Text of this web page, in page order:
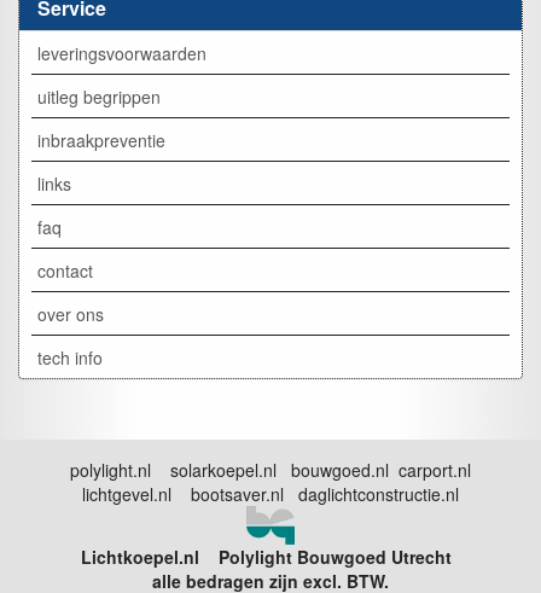
Service
leveringsvoorwaarden
uitleg begrippen
inbraakpreventie
links
faq
contact
over ons
tech info
polylight.nl solarkoepel.nl bouwgoed.nl carport.nl
lichtgevel.nl bootsaver.nl daglichtconstructie.nl
Lichtkoepel.nl Polylight Bouwgoed Utrecht
alle bedragen zijn excl. BTW.